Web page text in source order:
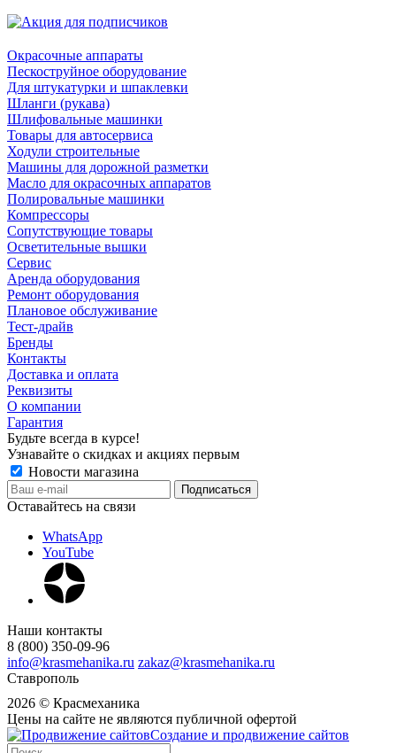
Окрасочные аппараты
Пескоструйное оборудование
Для штукатурки и шпаклевки
Шланги (рукава)
Шлифовальные машинки
Товары для автосервиса
Ходули строительные
Машины для дорожной разметки
Масло для окрасочных аппаратов
Полировальные машинки
Компрессоры
Сопутствующие товары
Осветительные вышки
Сервис
Аренда оборудования
Ремонт оборудования
Плановое обслуживание
Тест-драйв
Бренды
Контакты
Доставка и оплата
Реквизиты
О компании
Гарантия
Будьте всегда в курсе!
Узнавайте о скидках и акциях первым
Новости магазина
Оставайтесь на связи
WhatsApp
YouTube
Наши контакты
8 (800) 350-09-96
info@krasmehanika.ru zakaz@krasmehanika.ru
Ставрополь
2026 © Красмеханика
Цены на сайте не являются публичной офертой
Создание и продвижение сайтов